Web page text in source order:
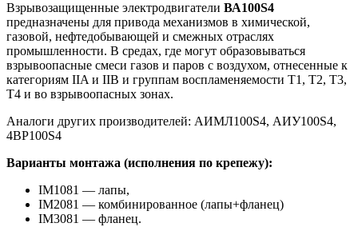
Взрывозащищенные электродвигатели ВА100S4
предназначены для привода механизмов в химической,
газовой, нефтедобывающей и смежных отраслях
промышленности. В средах, где могут образовываться
взрывоопасные смеси газов и паров с воздухом, отнесенные к
категориям IIA и IIB и группам воспламеняемости Т1, Т2, Т3,
Т4 и во взрывоопасных зонах.
Аналоги других производителей: АИМЛ100S4, АИУ100S4,
4ВР100S4
Варианты монтажа (исполнения по крепежу):
IM1081 — лапы,
IM2081 — комбинированное (лапы+фланец)
IM3081 — фланец.